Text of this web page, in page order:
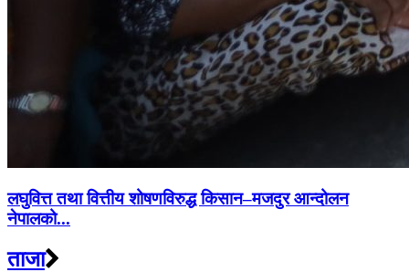
लघुवित्त तथा वित्तीय शोषणविरुद्ध किसान–मजदुर आन्दोलन
नेपालको...
ताजा